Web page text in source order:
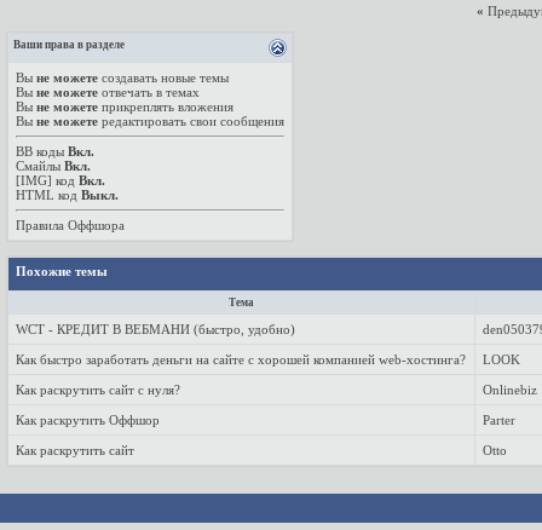
«
Ваши права в разделе
Вы не можете создавать новые темы
Вы не можете отвечать в темах
Вы не можете прикреплять вложения
Вы не можете редактировать свои сообщения
BB коды Вкл.
Смайлы Вкл.
[IMG] код Вкл.
HTML код Выкл.
Правила Оффшора
Похожие темы
Тема
WCT - КРЕДИТ В ВЕБМАНИ (быстро, удобно)
Как быстро заработать деньги на сайте с хорошей компанией web-хостинга? LOOK
Как раскрутить сайт с нуля? Onlinebiz
Как раскрутить Оффшор Parter
Как раскрутить сайт Otto